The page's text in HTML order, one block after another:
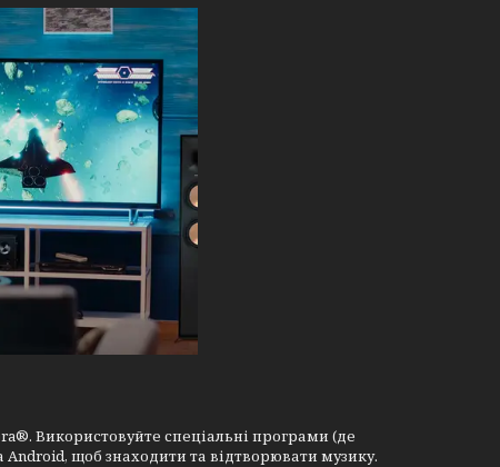
Використовуйте спеціальні програми (де
щоб знаходити та відтворювати музику.